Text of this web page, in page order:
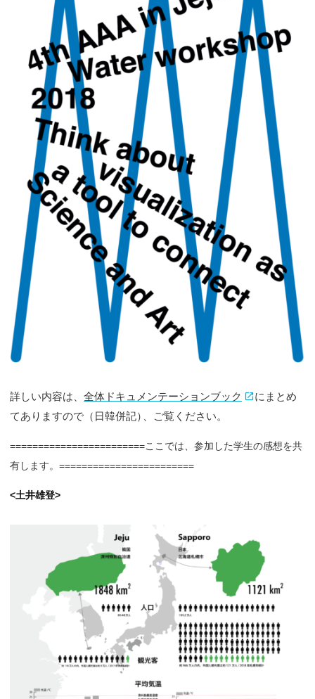
詳しい内容は、 全体ドキュメンテーションブック
にまとめ
てありますので（日韓併記） 、ご覧ください。
========================ここでは、参加した学生の感想を共
有します。========================
<土井雄登>